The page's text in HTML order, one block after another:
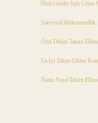
Özel Günler İçin Ceket
Sartoryal Mükemmellik:
Özel Dikim Takım
En İyi Takım Elbise
Yazın Nasıl Takım